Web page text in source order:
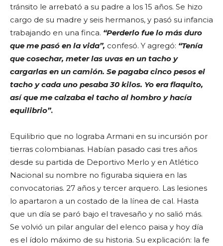
tránsito le arrebató a su padre a los 15 años. Se hizo
cargo de su madre y seis hermanos, y pasó su infancia
trabajando en una finca. “Perderlo fue lo más duro
que me pasó en la vida”, confesó. Y agregó: “Tenía
que cosechar, meter las uvas en un tacho y
cargarlas en un camión. Se pagaba cinco pesos el
tacho y cada uno pesaba 30 kilos. Yo era flaquito,
así que me calzaba el tacho al hombro y hacía
equilibrio”.
Equilibrio que no lograba Armani en su incursión por
tierras colombianas. Habían pasado casi tres años
desde su partida de Deportivo Merlo y en Atlético
Nacional su nombre no figuraba siquiera en las
convocatorias. 27 años y tercer arquero. Las lesiones
lo apartaron a un costado de la línea de cal. Hasta
que un día se paró bajo el travesaño y no salió más.
Se volvió un pilar angular del elenco paisa y hoy día
es el ídolo máximo de su historia. Su explicación: la fe